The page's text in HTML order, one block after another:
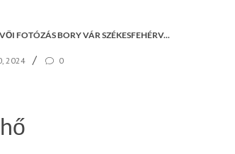
ESKÜVŐI FOTÓZÁS BORY VÁR SZÉKESFEHÉRVÁR
2024 / 0